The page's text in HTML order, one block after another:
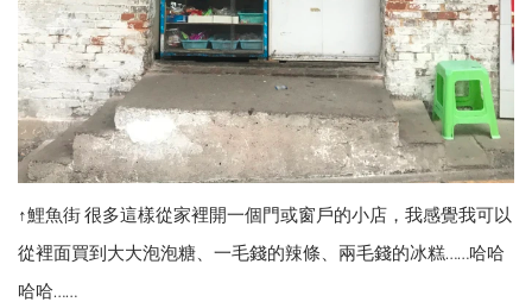
↑鯉魚街 很多這樣從家裡開一個門或窗戶的小店，我感覺我可以
從裡面買到大大泡泡糖、一毛錢的辣條、兩毛錢的冰糕……哈哈
哈哈……